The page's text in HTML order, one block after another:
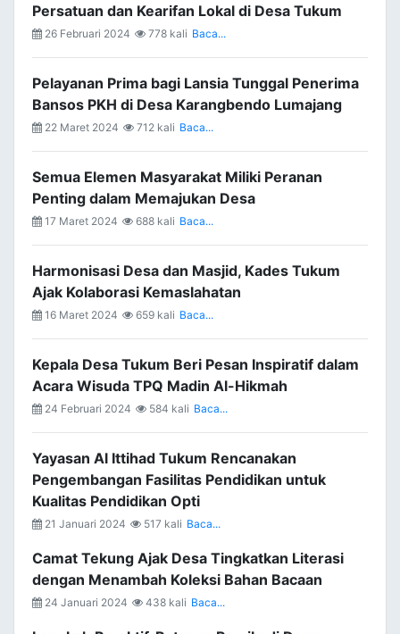
Persatuan dan Kearifan Lokal di Desa Tukum
26 Februari 2024 778 kali Baca...
Pelayanan Prima bagi Lansia Tunggal Penerima
Bansos PKH di Desa Karangbendo Lumajang
22 Maret 2024 712 kali Baca...
Semua Elemen Masyarakat Miliki Peranan
Penting dalam Memajukan Desa
17 Maret 2024 688 kali Baca...
Harmonisasi Desa dan Masjid, Kades Tukum
Ajak Kolaborasi Kemaslahatan
16 Maret 2024 659 kali Baca...
Kepala Desa Tukum Beri Pesan Inspiratif dalam
Acara Wisuda TPQ Madin Al-Hikmah
24 Februari 2024 584 kali Baca...
Yayasan Al Ittihad Tukum Rencanakan
Pengembangan Fasilitas Pendidikan untuk
Kualitas Pendidikan Opti
21 Januari 2024 517 kali Baca...
Camat Tekung Ajak Desa Tingkatkan Literasi
dengan Menambah Koleksi Bahan Bacaan
24 Januari 2024 438 kali Baca...